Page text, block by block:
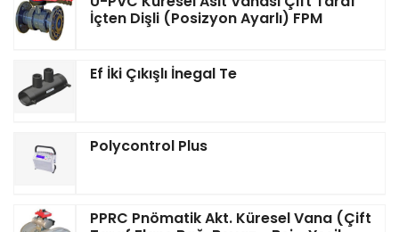
İçten Dişli (Posizyon Ayarlı) FPM
Ef İki Çıkışlı İnegal Te
Polycontrol Plus
PPRC Pnömatik Akt. Küresel Vana (Çift